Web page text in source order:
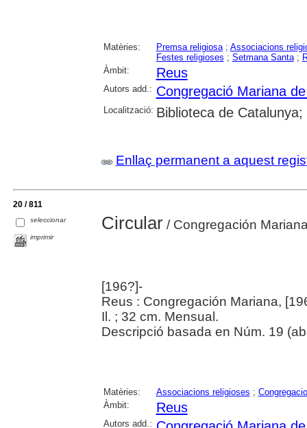
Matèries: Premsa religiosa; Associacions
Festes religioses ; Setmana Santa;
Àmbit:
Reus
Autors add.: Congregació Mariana
Localització: Biblioteca de
Enllaç permanent a aquest
20 / 811
seleccionar
imprimir
Circular/ Congregación
[196?]-
Reus : Congregación Mariana,
Il. ; 32 cm. Mensual.
Descripció basada en Núm. 19
Matèries: Associacions religioses ;
Àmbit:
Reus
Autors add.: